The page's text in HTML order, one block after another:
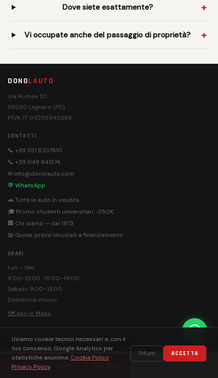
Usiamo cookie tecnici necessari e, con il
tuo consenso, Google Analytics per
statistiche anonime. Cookie Policy·
Privacy Policy
Rifiuta ACCETTA
Dove siete esattamente?
Vi occupate anche del passaggio di proprietà?
DONOLAUTO
Via Romea 121
35020 Legnaro (PD)
P.IVA: IT 05258940286
CONTATTI
📞 +39 351 8707610
📞 +39 049 641274
✉ info@donolauto.com
💬 WhatsApp
🚗 Tutte le auto in vendita
🎓 Promo studenti universitari −250€
🏢 Chi siamo — dal 1973
📖 Guida: prezzi vincolati a finanziamento
ORARI
Lun – Ven
9:00–13:00 · 15:00–19:00
Sabato 9:00–13:00
Domenica chiuso
🗺 Apri in Maps
©Donolauto S.r.l. · PEC: donolautosrl@pec.it
📅 PRENOTA VISITA IN SALONE